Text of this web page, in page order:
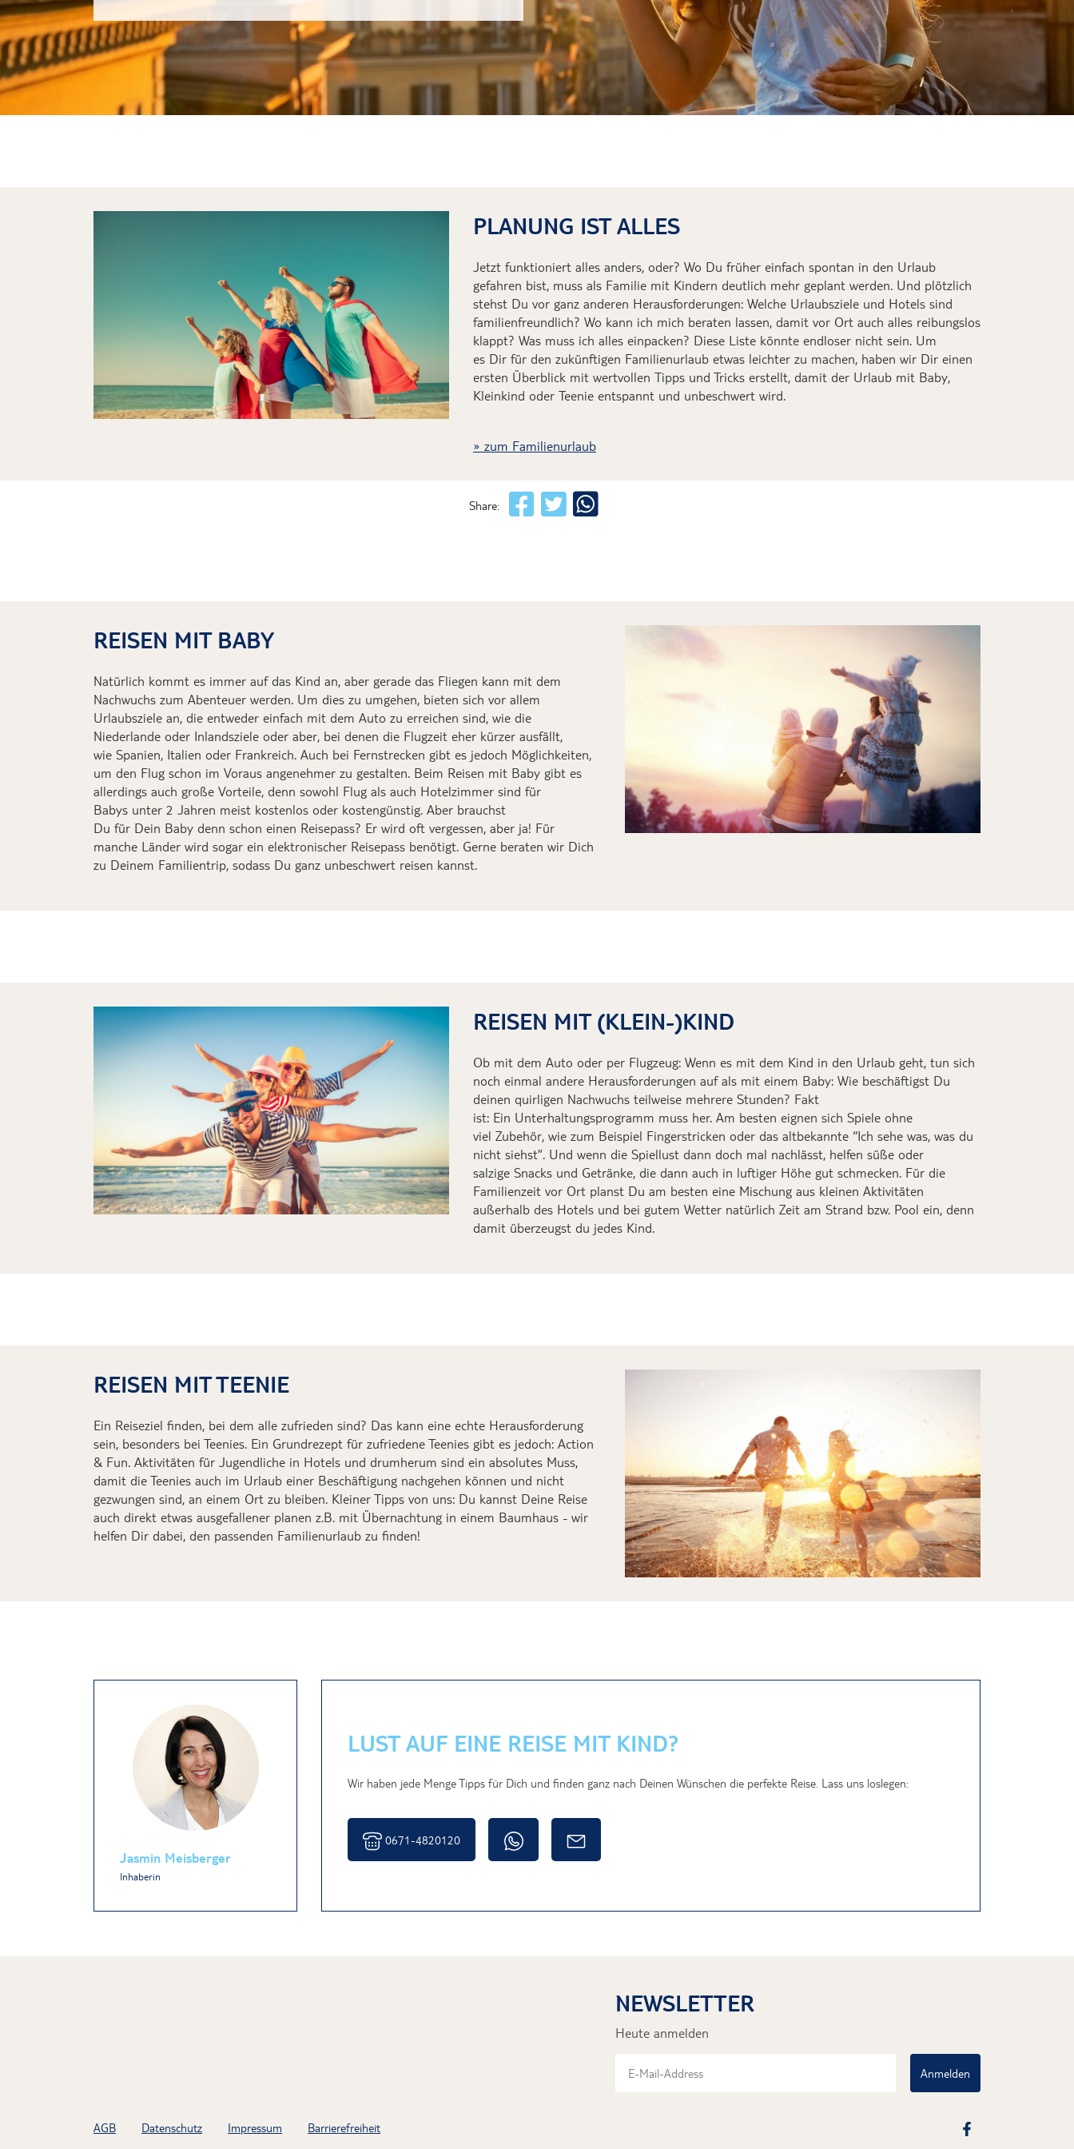
Skandinavien
Italien
Nordlichter auf Island
Heißluftballonfahrt über
Kappadokien
Übernachtung in der Wüste
Marokkos
PLANUNG IST ALLES
Jetzt funktioniert alles anders, oder? Wo Du früher einfach spontan in den Urlaub
gefahren bist, muss als Familie mit Kindern deutlich mehr geplant werden. Und plötzlich
stehst Du vor ganz anderen Herausforderungen: Welche Urlaubsziele und Hotels sind
familienfreundlich? Wo kann ich mich beraten lassen, damit vor Ort auch alles reibungslos
klappt? Was muss ich alles einpacken? Diese Liste könnte endloser nicht sein. Um
es Dir für den zukünftigen Familienurlaub etwas leichter zu machen, haben wir Dir einen
ersten Überblick mit wertvollen Tipps und Tricks erstellt, damit der Urlaub mit Baby,
Kleinkind oder Teenie entspannt und unbeschwert wird.
zum Familienurlaub
Share:
REISEN MIT BABY
Natürlich kommt es immer auf das Kind an, aber gerade das Fliegen kann mit dem
Nachwuchs zum Abenteuer werden. Um dies zu umgehen, bieten sich vor allem
Urlaubsziele an, die entweder einfach mit dem Auto zu erreichen sind, wie die
Niederlande oder Inlandsziele oder aber, bei denen die Flugzeit eher kürzer ausfällt,
wie Spanien, Italien oder Frankreich. Auch bei Fernstrecken gibt es jedoch Möglichkeiten,
um den Flug schon im Voraus angenehmer zu gestalten. Beim Reisen mit Baby gibt es
allerdings auch große Vorteile, denn sowohl Flug als auch Hotelzimmer sind für
Babys unter 2 Jahren meist kostenlos oder kostengünstig. Aber brauchst
Du für Dein Baby denn schon einen Reisepass? Er wird oft vergessen, aber ja! Für
manche Länder wird sogar ein elektronischer Reisepass benötigt. Gerne beraten wir Dich
zu Deinem Familientrip, sodass Du ganz unbeschwert reisen kannst.
REISEN MIT (KLEIN-)KIND
Ob mit dem Auto oder per Flugzeug: Wenn es mit dem Kind in den Urlaub geht, tun sich
noch einmal andere Herausforderungen auf als mit einem Baby: Wie beschäftigst Du
deinen quirligen Nachwuchs teilweise mehrere Stunden? Fakt
ist: Ein Unterhaltungsprogramm muss her. Am besten eignen sich Spiele ohne
viel Zubehör, wie zum Beispiel Fingerstricken oder das altbekannte “Ich sehe was, was du
nicht siehst”. Und wenn die Spiellust dann doch mal nachlässt, helfen süße oder
salzige Snacks und Getränke, die dann auch in luftiger Höhe gut schmecken. Für die
Familienzeit vor Ort planst Du am besten eine Mischung aus kleinen Aktivitäten
außerhalb des Hotels und bei gutem Wetter natürlich Zeit am Strand bzw. Pool ein, denn
damit überzeugst du jedes Kind.
REISEN MIT TEENIE
Ein Reiseziel finden, bei dem alle zufrieden sind? Das kann eine echte Herausforderung
sein, besonders bei Teenies. Ein Grundrezept für zufriedene Teenies gibt es jedoch: Action
& Fun. Aktivitäten für Jugendliche in Hotels und drumherum sind ein absolutes Muss,
damit die Teenies auch im Urlaub einer Beschäftigung nachgehen können und nicht
gezwungen sind, an einem Ort zu bleiben. Kleiner Tipps von uns: Du kannst Deine Reise
auch direkt etwas ausgefallener planen z.B. mit Übernachtung in einem Baumhaus - wir
helfen Dir dabei, den passenden Familienurlaub zu finden!
Jasmin Meisberger
Inhaberin
LUST AUF EINE REISE MIT KIND?
Wir haben jede Menge Tipps für Dich und finden ganz nach Deinen Wünschen die perfekte Reise. Lass uns loslegen:
0671-4820120
NEWSLETTER
Heute anmelden
Anmelden
AGB Datenschutz Impressum Barrierefreiheit